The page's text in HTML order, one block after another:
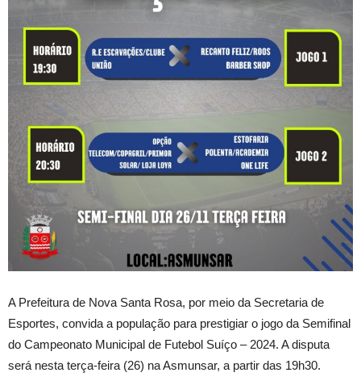
A Prefeitura de Nova Santa Rosa, por meio da Secretaria de
Esportes, convida a população para prestigiar o jogo da Semifinal
do Campeonato Municipal de Futebol Suíço – 2024. A disputa
será nesta terça-feira (26) na Asmunsar, a partir das 19h30.